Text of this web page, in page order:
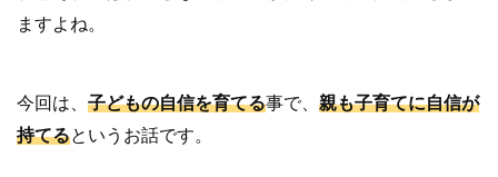
ますよね。
今回は、 子どもの自信を育てる事で、 親も子育てに自信が
持てるというお話です。